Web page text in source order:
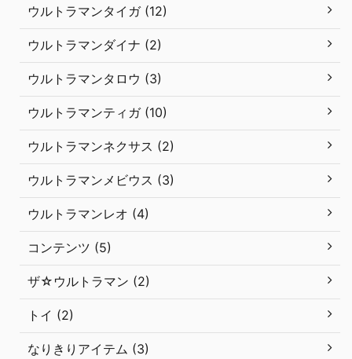
ウルトラマンタイガ (12)
ウルトラマンダイナ (2)
ウルトラマンタロウ (3)
ウルトラマンティガ (10)
ウルトラマンネクサス (2)
ウルトラマンメビウス (3)
ウルトラマンレオ (4)
コンテンツ (5)
ザ☆ウルトラマン (2)
トイ (2)
なりきりアイテム (3)